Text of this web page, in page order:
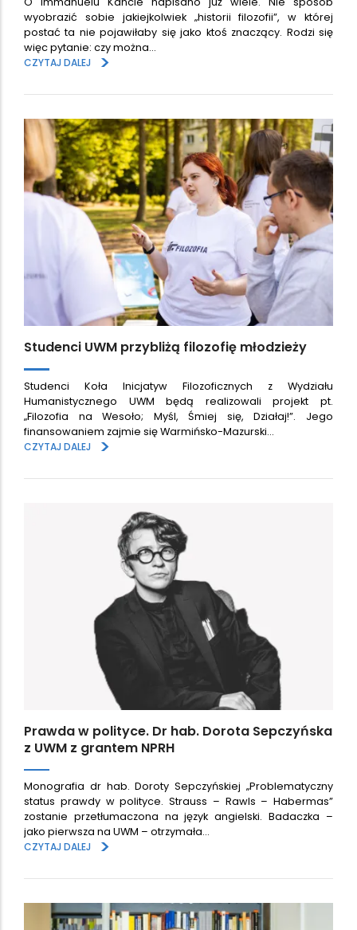
wyobrazić sobie jakiejkolwiek „historii filozofii”, w której
postać ta nie pojawiłaby się jako ktoś znaczący. Rodzi się
więc pytanie: czy można…
CZYTAJ DALEJ
>
Studenci UWM przybliżą filozofię młodzieży
Studenci Koła Inicjatyw Filozoficznych z Wydziału
Humanistycznego UWM będą realizowali projekt pt.
„Filozofia na Wesoło; Myśl, Śmiej się, Działaj!”. Jego
finansowaniem zajmie się Warmińsko-Mazurski…
CZYTAJ DALEJ
>
Prawda w polityce. Dr hab. Dorota Sepczyńska
z UWM z grantem NPRH
Monografia dr hab. Doroty Sepczyńskiej „Problematyczny
status prawdy w polityce. Strauss – Rawls – Habermas”
zostanie przetłumaczona na język angielski. Badaczka –
jako pierwsza na UWM – otrzymała…
CZYTAJ DALEJ
>